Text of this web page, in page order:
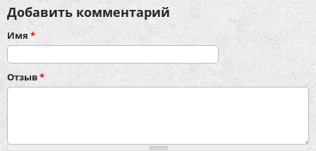
Добавить комментарий
Имя *
Отзыв*